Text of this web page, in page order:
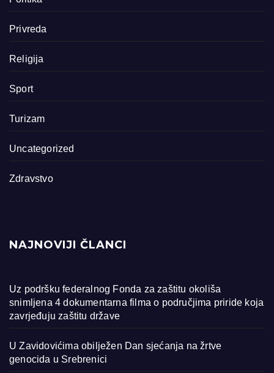
Privreda
Religija
Sport
Turizam
Uncategorized
Zdravstvo
NAJNOVIJI ČLANCI
Uz podršku federalnog Fonda za zaštitu okoliša
snimljena 4 dokumentarna filma o područjima priride koja
zavrjeđuju zaštitu države
U Zavidovićima obilježen Dan sjećanja na žrtve
genocida u Srebrenici